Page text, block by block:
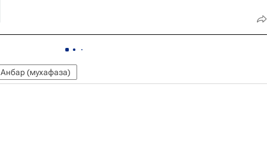
Анбар (мухафаза)